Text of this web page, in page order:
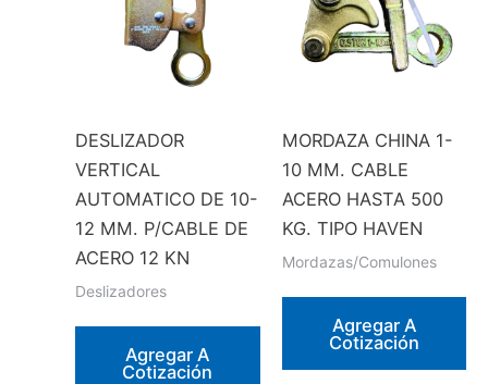
DESLIZADOR
VERTICAL
AUTOMATICO DE 10-
12 MM. P/CABLE DE
ACERO 12 KN
Deslizadores
Agregar A
Cotización
MORDAZA CHINA 1-
10 MM. CABLE
ACERO HASTA 500
KG. TIPO HAVEN
Mordazas/Comulones
Agregar A
Cotización